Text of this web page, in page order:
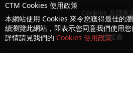
Cookies 及隱私
授權書
CTM Cookies 使用政策
本網站使用 Cookies 來令您獲得最佳的
續瀏覽此網站，即表示您同意我們使用您
詳情請見我們的 Cookies 使用政策